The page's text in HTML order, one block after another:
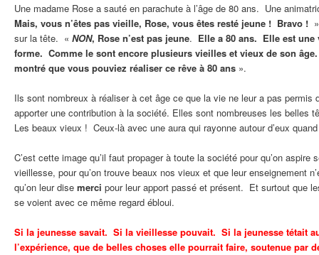
Une madame Rose a sauté en parachute à l’âge de 80 ans. Une
Mais, vous n’êtes pas vieille, Rose, vous êtes resté jeune ! Bravo !
sur la tête. « NON, Rose n’est pas jeune. Elle a 80 ans. Elle est une
forme. Comme le sont encore plusieurs vieilles et vieux de son
montré que vous pouviez réaliser ce rêve à 80 ans ».
Ils sont nombreux à réaliser à cet âge ce que la vie ne leur a pas
apporter une contribution à la société. Elles sont nombreuses les belles
Les beaux vieux ! Ceux-là avec une aura qui rayonne autour d’eux
C’est cette image qu’il faut propager à toute la société pour qu’on aspire
vieillesse, pour qu’on trouve beaux nos vieux et que leur enseignement
qu’on leur dise merci pour leur apport passé et présent. Et surtout que
se voient avec ce même regard ébloui.
Si la jeunesse savait. Si la vieillesse pouvait. Si la jeunesse tétait
l’expérience, que de belles choses elle pourrait faire, soutenue par